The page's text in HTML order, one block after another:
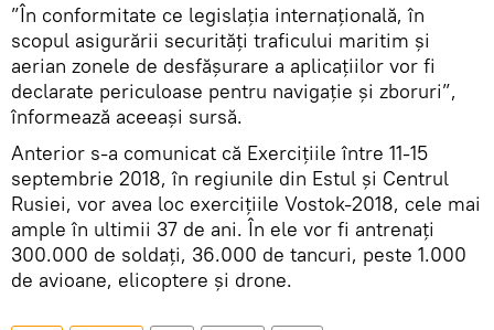
”În conformitate ce legislația internațională, în
scopul asigurării securități traficului maritim și
aerian zonele de desfășurare a aplicațiilor vor fi
declarate periculoase pentru navigație și zboruri”,
înformează aceeași sursă.
Anterior s-a comunicat că Exercițiile între 11-15
septembrie 2018, în regiunile din Estul și Centrul
Rusiei, vor avea loc exercițiile Vostok-2018, cele mai
ample în ultimii 37 de ani. În ele vor fi antrenați
300.000 de soldați, 36.000 de tancuri, peste 1.000
de avioane, elicoptere și drone.